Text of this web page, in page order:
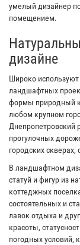
умелый дизайнер
помещением.
дизайне
Широко
ландшафтных
формы природный
любом крупном
Днепропетровский
прогулочных
городских
В ландшафтном
статуй и фигур из
коттеджных
состоятельных и
лавок отдыха и
красоты,
погодных условий,